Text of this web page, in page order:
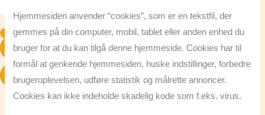
27 93 41 58
Hjemmesiden anvender “cookies”, som er en tekstfil, der
gemmes på din computer, mobil, tablet eller anden enhed du
bruger for at du kan tilgå denne hjemmeside. Cookies har til
formål at genkende hjemmesiden, huske indstillinger, forbedre
brugeroplevelsen, udføre statistik og målrette annoncer.
Cookies kan ikke indeholde skadelig kode som f.eks. virus.